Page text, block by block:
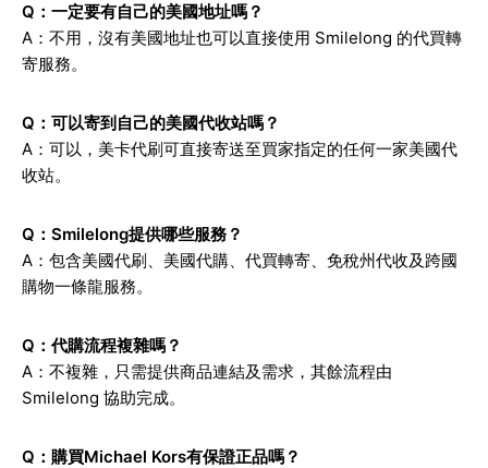
Q：一定要有自己的美國地址嗎？
A：不用，沒有美國地址也可以直接使用 Smilelong 的代買轉
寄服務。
Q：可以寄到自己的美國代收站嗎？
A：可以，美卡代刷可直接寄送至買家指定的任何一家美國代
收站。
Q：Smilelong提供哪些服務？
A：包含美國代刷、美國代購、代買轉寄、免稅州代收及跨國
購物一條龍服務。
Q：代購流程複雜嗎？
A：不複雜，只需提供商品連結及需求，其餘流程由
Smilelong 協助完成。
Q：購買Michael Kors有保證正品嗎？